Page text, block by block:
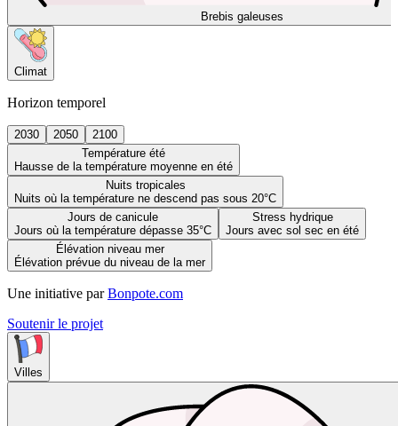
Brebis galeuses
Climat
Horizon temporel
2030 2050
2100
Température été
Hausse de la température moyenne en été
Nuits tropicales
Nuits où la température ne descend pas sous 20°C
Jours de canicule
Jours où la température dépasse 35°C
Stress hydrique
Jours avec sol sec en été
Élévation niveau mer
Élévation prévue du niveau de la mer
Une initiative par Bonpote.com
Soutenir le projet
Villes